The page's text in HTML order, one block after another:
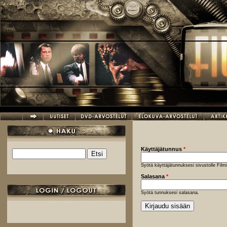
Hyppää pääsisältöön
Hakulomake
Käyttäjätunnus *
Syötä käyttäjätunnuksesi sivustolle
Salasana *
Syötä tunnuksesi salasana.